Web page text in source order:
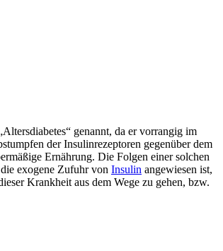
genannt, da er vorrangig im
der Insulinrezeptoren gegenüber dem
Ernährung. Die Folgen einer solchen
exogene Zufuhr von Insulin angewiesen ist,
Krankheit aus dem Wege zu gehen, bzw.